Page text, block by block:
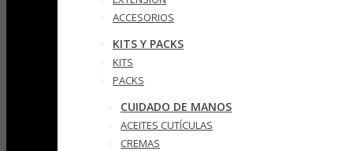
ACCESORIOS
KITS Y PACKS
KITS
PACKS
CUIDADO DE MANOS
ACEITES CUTÍCULAS
CREMAS